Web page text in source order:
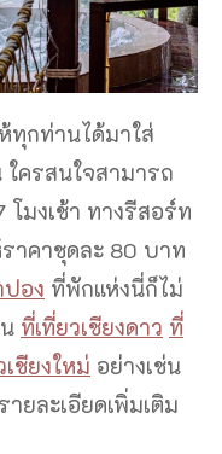
ทุกท่านได้มาใส่
ครสนใจสามารถ
มงเช้า ทางรีสอร์ท
าคาชุดละ 80 บาท
ปอง ที่พักแห่งนี่ก็ไม่
ที่เที่ยวเชียงดาว ที่
เชียงใหม่ อย่างเช่น
ยละเอียดเพิ่มเติม